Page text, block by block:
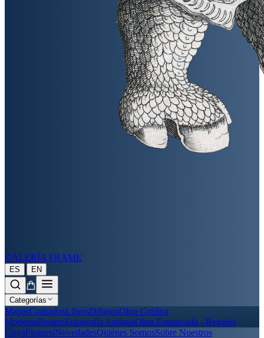
GALERÍA FRAME
ES | EN
Categorías
MapasGrabadosLibrosDibujosObra Gráfica
ModernaPostersFotografía AntiguaObra Enmarcada - Regalos
GoyaPiranesiNovedadesQuiénes SomosSobre Nuestros